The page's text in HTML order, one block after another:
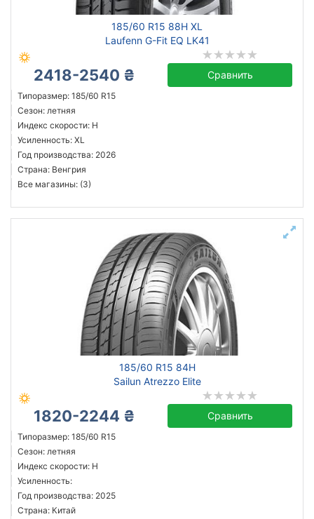
185/60 R15 88H XL
Laufenn G-Fit EQ LK41
2418-2540 ₴ Сравнить
Типоразмер: 185/60 R15
Сезон: летняя
Индекс скорости: H
Усиленность: XL
Год производства: 2026
Страна: Венгрия
Все магазины: (3)
185/60 R15 84H
Sailun Atrezzo Elite
1820-2244 ₴ Сравнить
Типоразмер: 185/60 R15
Сезон: летняя
Индекс скорости: H
Усиленность:
Год производства: 2025
Страна: Китай